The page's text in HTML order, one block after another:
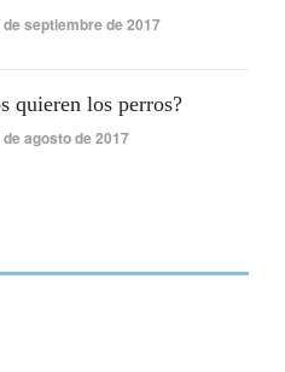
septiembre de 2017
quieren los perros?
agosto de 2017